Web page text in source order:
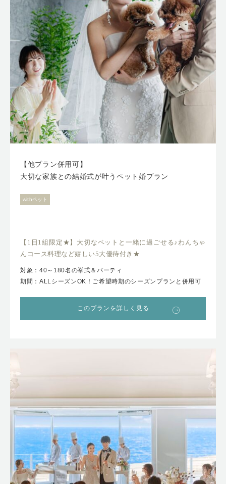
【他プラン併用可】
大切な家族との結婚式が叶うペット婚プラン
withペット
【1日1組限定★】大切なペットと一緒に過ごせる♪わんちゃ
んコース料理など嬉しい5大優待付き★
対象：40～180名の挙式＆パーティ
期間：ALLシーズンOK！ご希望時期のシーズンプランと併用可
このプランを詳しく見る